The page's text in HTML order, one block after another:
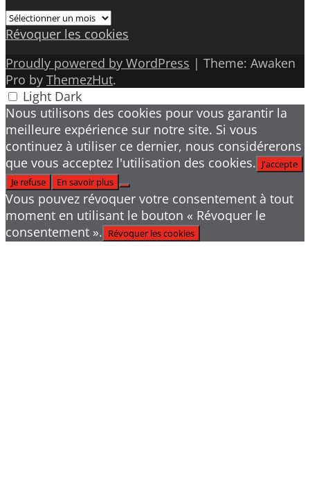
Archives
Révoquer les cookies
Proudly powered by WordPress | Theme: Awaken
Pro by ThemezHut.
Light Dark
Nous utilisons des cookies pour vous garantir la
meilleure expérience sur notre site. Si vous
continuez à utiliser ce dernier, nous considérerons
que vous acceptez l'utilisation des cookies. J'accepte
Je refuse
En savoir plus
Vous pouvez révoquer votre consentement à tout
moment en utilisant le bouton « Révoquer le
consentement ». Révoquer les cookies